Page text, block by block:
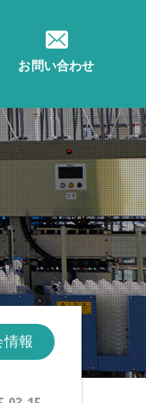
ア 印字機
わせ
お問い合わせ
情報